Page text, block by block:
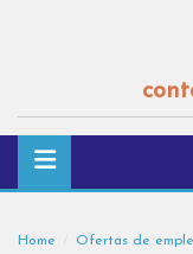
Home Ofertas de